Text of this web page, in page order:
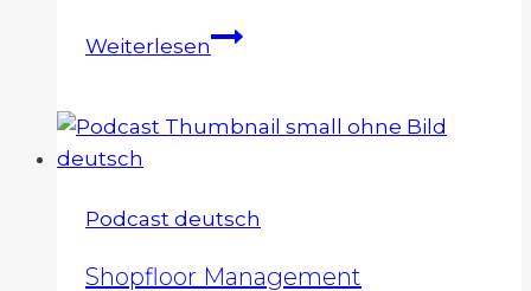
WeiterlesenMeditation
Podcast deutsch
Shopfloor Management